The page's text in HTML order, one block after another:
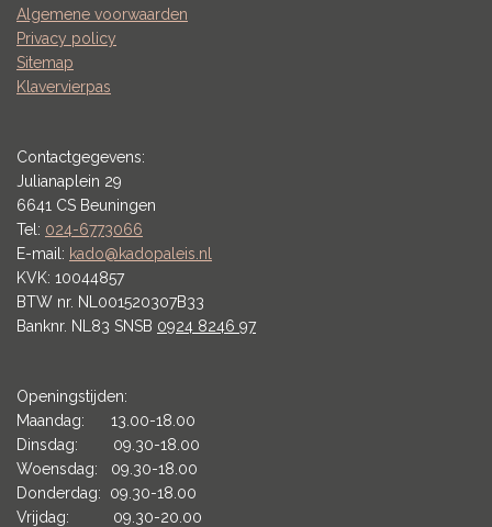
Algemene voorwaarden
Privacy policy
Sitemap
Klavervierpas
Contactgegevens:
Julianaplein 29
6641 CS Beuningen
Tel: 024-6773066
E-mail: kado@kadopaleis.nl
KVK: 10044857
BTW nr. NL001520307B33
Banknr. NL83 SNSB 0924 8246 97
Openingstijden:
Maandag: 13.00-18.00
Dinsdag: 09.30-18.00
Woensdag: 09.30-18.00
Donderdag: 09.30-18.00
Vrijdag: 09.30-20.00